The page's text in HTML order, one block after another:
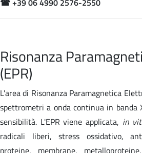
Risonanza
(EPR)
L'area di Risonanza Paramagnetica
spettrometri a onda continua in banda
sensibilità. L'EPR viene applicata, in
radicali liberi, stress ossidativo,
proteine, membrane,